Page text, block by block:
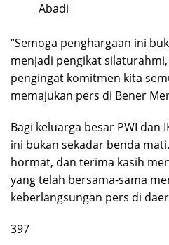
Abadi
“Semoga penghargaan ini
menjadi pengikat
pengingat komitmen kita
memajukan pers di Bener
Bagi keluarga besar PWI dan
ini bukan sekadar benda
hormat, dan terima kasih
yang telah bersama-sama
keberlangsungan pers di
397